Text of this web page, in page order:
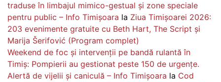
traduse în limbajul mimico-gestual și zone speciale
pentru public – Info Timișoara la Ziua Timișoarei 2026:
203 evenimente gratuite cu Beth Hart, The Script și
Marija Šerifović (Program complet)
Weekend de foc și intervenții pe bandă rulantă în
Timiș: Pompierii au gestionat peste 150 de urgențe.
Alertă de vijelii și caniculă – Info Timișoara la Cod